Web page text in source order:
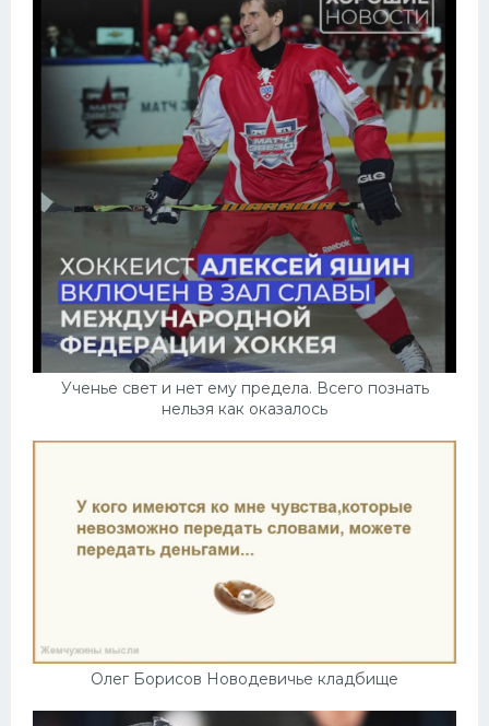
Ученье свет и нет ему предела. Всего познать
нельзя как оказалось
Олег Борисов Новодевичье кладбище